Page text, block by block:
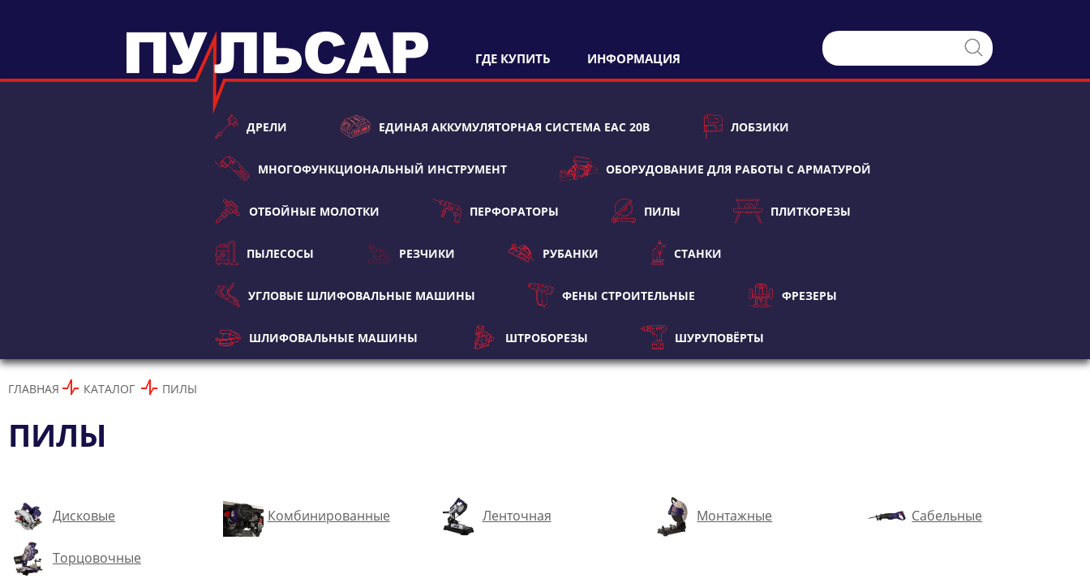
ГДЕ КУПИТЬ ИНФОРМАЦИЯ
ДРЕЛИ ЕДИНАЯ АККУМУЛЯТОРНАЯ СИСТЕМА ЕАС 20В ЛОБЗИКИ
МНОГОФУНКЦИОНАЛЬНЫЙ ИНСТРУМЕНТ ОБОРУДОВАНИЕ ДЛЯ РАБОТЫ С АРМАТУРОЙ
ОТБОЙНЫЕ МОЛОТКИ ПЕРФОРАТОРЫ ПИЛЫ ПЛИТКОРЕЗЫ
ПЫЛЕСОСЫ РЕЗЧИКИ РУБАНКИ СТАНКИ
УГЛОВЫЕ ШЛИФОВАЛЬНЫЕ МАШИНЫ ФЕНЫ СТРОИТЕЛЬНЫЕ ФРЕЗЕРЫ
ШЛИФОВАЛЬНЫЕ МАШИНЫ ШТРОБОРЕЗЫ ШУРУПОВЁРТЫ
ГЛАВНАЯ КАТАЛОГ ПИЛЫ
ПИЛЫ
Дисковые Комбинированные Ленточная Монтажные Сабельные
Торцовочные